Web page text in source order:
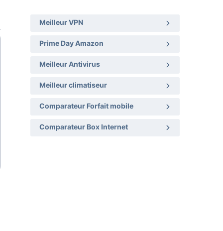
Meilleur VPN
Prime Day Amazon
Meilleur Antivirus
Meilleur climatiseur
Comparateur Forfait mobile
Comparateur Box Internet